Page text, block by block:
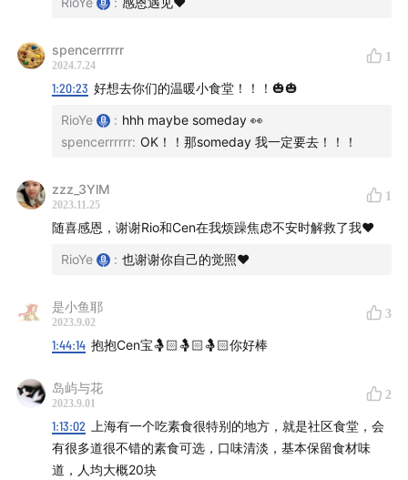
可以充电的地铁
spencerrrrrr
2024.7.24
1
1:20:23 好想去你们的温暖小食堂！！！🎃🎃
RioYe : hhh maybe someday 👀
spencerrrrrr: OK！！那someday 我一定要去！！！
zzz_3YlM
2023.11.25
1
随喜感恩，谢谢Rio和Cen在我烦躁焦虑不安时解救了我♥️
RioYe : 也谢谢你自己的觉照❤️
是小鱼耶
2023.9.02
3
1:44:14 抱抱Cen宝🤱🏻🤱🏻🤱🏻你好棒
岛屿与花
2023.9.01
2
1:13:02
有很多道很不错的素食可选，口味清淡，基本保留食材味
道，人均大概20块